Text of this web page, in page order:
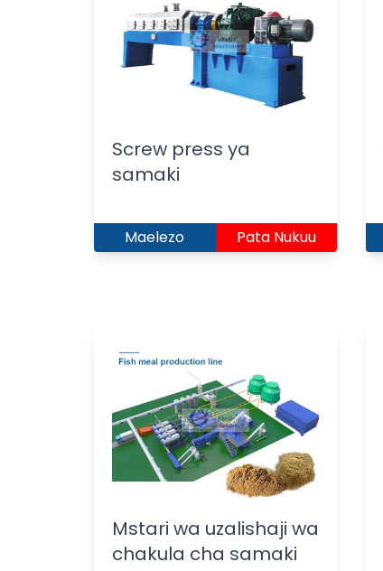
Screw press ya
samaki
Maelezo Pata Nukuu
Mstari wa uzalishaji wa
chakula cha samaki